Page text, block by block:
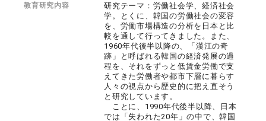
教育研究内容
研究テーマ：労働社会学、経済社会
学。とくに、韓国の労働社会の変容
を、労働市場構造の分析を日本と比
較を通して行ってきました。また、
1960年代後半以降の、「漢江の奇
跡」と呼ばれる韓国の経済発展の過
程を、それをずっと低賃金労働で支
えてきた労働者や都市下層に暮らす
人々の視点から歴史的に把え直そう
と研究しています。
ことに、1990年代後半以降、日本
では「失われた20年」の中で、韓国